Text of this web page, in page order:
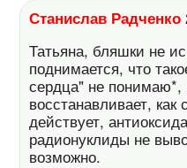
Станислав Радченко
Татьяна, бляшки не
поднимается, что
сердца" не понимаю*,
восстанавливает, как
действует,
радионуклиды не
возможно.